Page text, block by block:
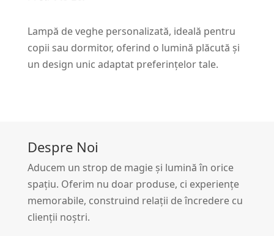
Lampă de veghe personalizată, ideală pentru
copii sau dormitor, oferind o lumină plăcută și
un design unic adaptat preferințelor tale.
Despre Noi
Aducem un strop de magie și lumină în orice
spațiu. Oferim nu doar produse, ci experiențe
memorabile, construind relații de încredere cu
clienții noștri.